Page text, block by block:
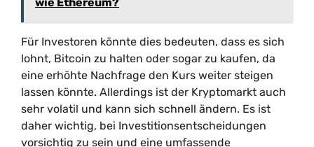
Für Investoren könnte dies bedeuten, dass es sich
lohnt, Bitcoin zu halten oder sogar zu kaufen, da
eine erhöhte Nachfrage den Kurs weiter steigen
lassen könnte. Allerdings ist der Kryptomarkt auch
sehr volatil und kann sich schnell ändern. Es ist
daher wichtig, bei Investitionsentscheidungen
vorsichtig zu sein und eine umfassende